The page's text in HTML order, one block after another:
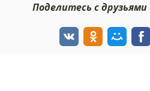
Поделитесь с